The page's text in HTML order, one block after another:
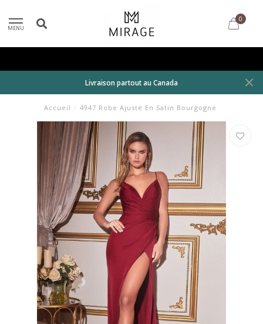
MENU
0
Livraison partout au Canada
Accueil / 4947 Robe Ajusté En Satin Bourgogne